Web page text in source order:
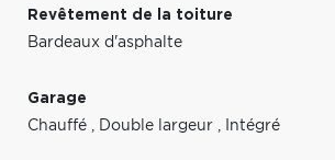
Revêtement de la toiture
Bardeaux d'asphalte
Garage
Chauffé , Double largeur , Intégré